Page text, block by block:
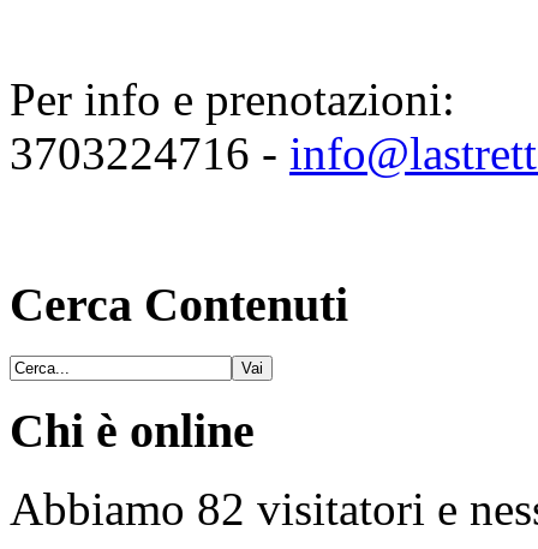
Per info e prenotazioni:
3703224716 -
Cerca Contenuti
Chi è online
Abbiamo 82 visitatori e